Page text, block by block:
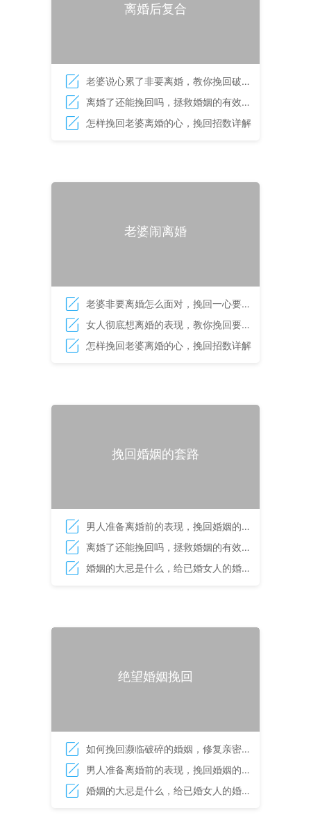
离婚后复合
老婆说心累了非要离婚，教你挽回破裂
离婚了还能挽回吗，拯救婚姻的有效方
怎样挽回老婆离婚的心，挽回招数详解
老婆闹离婚
老婆非要离婚怎么面对，挽回一心要离
女人彻底想离婚的表现，教你挽回要离
怎样挽回老婆离婚的心，挽回招数详解
挽回婚姻的套路
男人准备离婚前的表现，挽回婚姻的必
离婚了还能挽回吗，拯救婚姻的有效方
婚姻的大忌是什么，给已婚女人的婚姻
绝望婚姻挽回
如何挽回濒临破碎的婚姻，修复亲密关
男人准备离婚前的表现，挽回婚姻的必
婚姻的大忌是什么，给已婚女人的婚姻